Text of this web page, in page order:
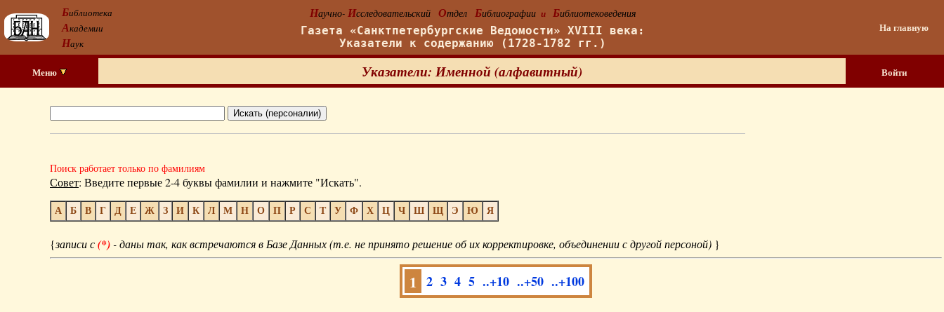
Библиотека
Академии
Наук
Научно- Исследовательский Отдел Библиографии и Библиотековедения
Газета «Санктпетербургские Ведомости» XVIII века:
Указатели к содержанию (1728-1782 гг.)
На главную
Меню Указатели: Именной (алфавитный) Войти
Поиск работает только по фамилиям
Совет: Введите первые 2-4 буквы фамилии и нажмите "Искать".
А Б В Г Д Е Ж З И К Л М Н О П Р С Т У Ф Х Ц Ч Ш Щ Э Ю Я
{записи с(*)- даны так, как встречаются в Базе Данных (т.е. не принято решение об их корректировке, объединении с другой персоной) }
1 2 3 4 5 ..+10 ..+50 ..+100